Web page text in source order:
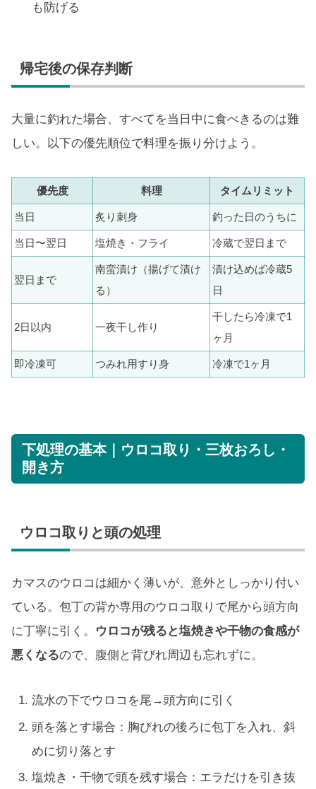
も防げる
帰宅後の保存判断
大量に釣れた場合、すべてを当日中に食べきるのは難
しい。以下の優先順位で料理を振り分けよう。
優先度 料理 タイムリミット
当日 炙り刺身 釣った日のうちに
当日〜翌日 塩焼き・フライ 冷蔵で翌日まで
翌日まで
南蛮漬け（揚げて漬け
る）
漬け込めば冷蔵5
日
2日以内 一夜干し作り
干したら冷凍で1
ヶ月
即冷凍可 つみれ用すり身 冷凍で1ヶ月
下処理の基本｜ウロコ取り・三枚おろし・
開き方
ウロコ取りと頭の処理
カマスのウロコは細かく薄いが、意外としっかり付い
ている。包丁の背か専用のウロコ取りで尾から頭方向
に丁寧に引く。
ウロコが残ると塩焼きや干物の食感が
悪くなるので、腹側と背びれ周辺も忘れずに。
流水の下でウロコを尾→頭方向に引く
頭を落とす場合：胸びれの後ろに包丁を入れ、斜
めに切り落とす
塩焼き・干物で頭を残す場合：エラだけを引き抜